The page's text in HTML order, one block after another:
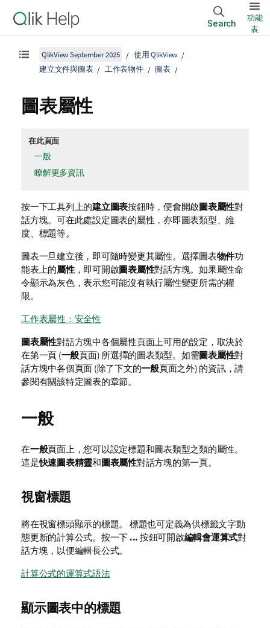
Search
功能
表
QlikView September 2025
使用 QlikView
建立文件與圖表
工作表物件 圖表
圖表屬性
在此頁面
一般
瞭解更多資訊
按一下工具列上的建立圖表按鈕時，便會開啟圖表屬性對
話方塊。可在此處設定圖表的屬性，亦即圖表類型、維
度、標題等。
圖表一旦建立後，即可隨時變更其屬性。選擇圖表物件功
能表上的屬性，即可開啟圖表屬性對話方塊。如果屬性命
令顯示為灰色，表示您可能沒有執行屬性變更所需的權
限。
工作表屬性：安全性
圖表屬性對話方塊中各個屬性頁面上可用的設定，取決於
在第一頁 (一般頁面) 所選擇的圖表類型。如需圖表屬性對
話方塊中各個頁面 (除了下文的一般頁面之外) 的資訊，請
參閱有關該特定圖表的章節。
一般
在一般頁面上，您可以設定標題和圖表類型之類的屬性。
這是快速圖表精靈和圖表屬性對話方塊的第一頁。
視窗標題
將在視窗標頭顯示的標題。 標題也可定義為供標籤文字動
態更新的計算公式。按一下 ... 按鈕可開啟編輯會運算式對
話方塊，以便編輯長公式。
計算公式的運算式語法
顯示圖表中的標題